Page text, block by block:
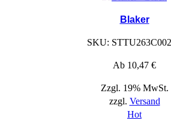
Blaker
SKU:
Ab 10,47 €
Zzgl. 19% MwSt.
zzgl. Versand
Hot